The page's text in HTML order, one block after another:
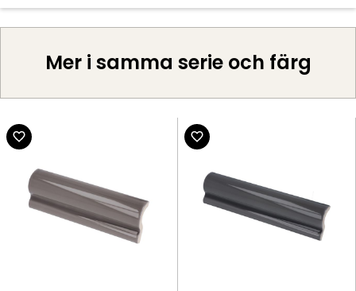
Mer i samma serie och färg